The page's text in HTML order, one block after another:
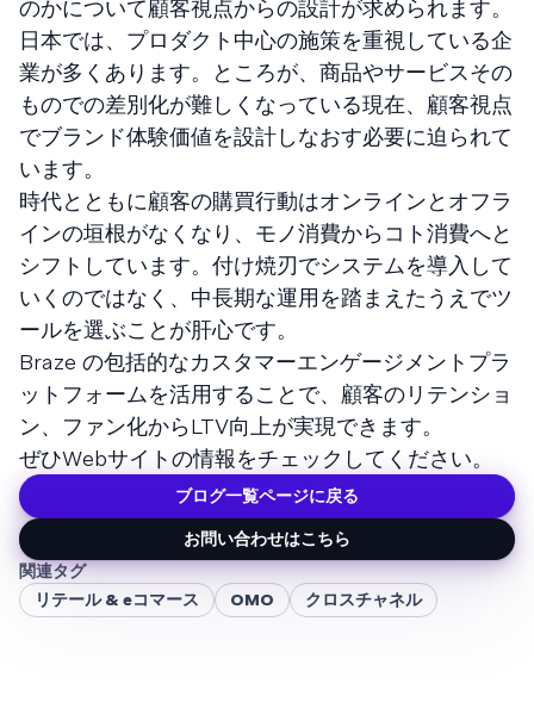
のかについて顧客視点からの設計が求められます。
日本では、プロダクト中心の施策を重視している企
業が多くあります。ところが、商品やサービスその
ものでの差別化が難しくなっている現在、顧客視点
でブランド体験価値を設計しなおす必要に迫られて
います。
時代とともに顧客の購買行動はオンラインとオフラ
インの垣根がなくなり、モノ消費からコト消費へと
シフトしています。付け焼刃でシステムを導入して
いくのではなく、中長期な運用を踏まえたうえでツ
ールを選ぶことが肝心です。
Braze の包括的なカスタマーエンゲージメントプラ
ットフォームを活用することで、顧客のリテンショ
ン、ファン化からLTV向上が実現できます。
ぜひWebサイトの情報をチェックしてください。
ブログ一覧ページに戻る
お問い合わせはこちら
関連タグ
リテール & eコマース
OMO クロスチャネル